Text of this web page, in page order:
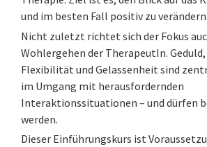
und im besten Fall positiv zu verändern.
Nicht zuletzt richtet sich der Fokus
Wohlergehen der TherapeutIn.
Flexibilität und Gelassenheit sind
im Umgang mit herausfordernden
Interaktionssituationen – und dürfen
werden.
Dieser Einführungskurs ist